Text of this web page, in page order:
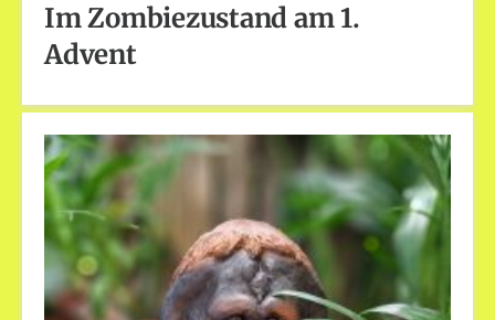
Im Zombiezustand am 1.
Advent